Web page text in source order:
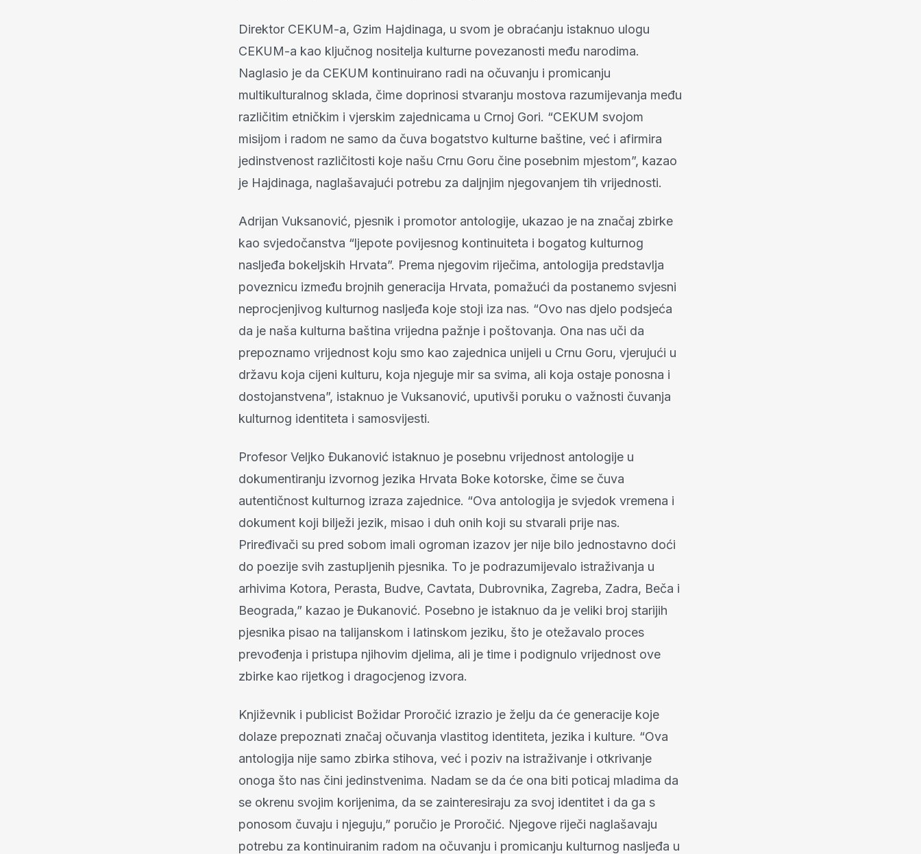
Direktor CEKUM-a, Gzim Hajdinaga, u svom je obraćanju istaknuo ulogu
CEKUM-a kao ključnog nositelja kulturne povezanosti među narodima.
Naglasio je da CEKUM kontinuirano radi na očuvanju i promicanju
multikulturalnog sklada, čime doprinosi stvaranju mostova razumijevanja među
različitim etničkim i vjerskim zajednicama u Crnoj Gori. “CEKUM svojom
misijom i radom ne samo da čuva bogatstvo kulturne baštine, već i afirmira
jedinstvenost različitosti koje našu Crnu Goru čine posebnim mjestom”, kazao
je Hajdinaga, naglašavajući potrebu za daljnjim njegovanjem tih vrijednosti.
Adrijan Vuksanović, pjesnik i promotor antologije, ukazao je na značaj zbirke
kao svjedočanstva “ljepote povijesnog kontinuiteta i bogatog kulturnog
nasljeđa bokeljskih Hrvata”. Prema njegovim riječima, antologija predstavlja
poveznicu između brojnih generacija Hrvata, pomažući da postanemo svjesni
neprocjenjivog kulturnog nasljeđa koje stoji iza nas. “Ovo nas djelo podsjeća
da je naša kulturna baština vrijedna pažnje i poštovanja. Ona nas uči da
prepoznamo vrijednost koju smo kao zajednica unijeli u Crnu Goru, vjerujući u
državu koja cijeni kulturu, koja njeguje mir sa svima, ali koja ostaje ponosna i
dostojanstvena”, istaknuo je Vuksanović, uputivši poruku o važnosti čuvanja
kulturnog identiteta i samosvijesti.
Profesor Veljko Đukanović istaknuo je posebnu vrijednost antologije u
dokumentiranju izvornog jezika Hrvata Boke kotorske, čime se čuva
autentičnost kulturnog izraza zajednice. “Ova antologija je svjedok vremena i
dokument koji bilježi jezik, misao i duh onih koji su stvarali prije nas.
Priređivači su pred sobom imali ogroman izazov jer nije bilo jednostavno doći
do poezije svih zastupljenih pjesnika. To je podrazumijevalo istraživanja u
arhivima Kotora, Perasta, Budve, Cavtata, Dubrovnika, Zagreba, Zadra, Beča i
Beograda,” kazao je Đukanović. Posebno je istaknuo da je veliki broj starijih
pjesnika pisao na talijanskom i latinskom jeziku, što je otežavalo proces
prevođenja i pristupa njihovim djelima, ali je time i podignulo vrijednost ove
zbirke kao rijetkog i dragocjenog izvora.
Književnik i publicist Božidar Proročić izrazio je želju da će generacije koje
dolaze prepoznati značaj očuvanja vlastitog identiteta, jezika i kulture. “Ova
antologija nije samo zbirka stihova, već i poziv na istraživanje i otkrivanje
onoga što nas čini jedinstvenima. Nadam se da će ona biti poticaj mladima da
se okrenu svojim korijenima, da se zainteresiraju za svoj identitet i da ga s
ponosom čuvaju i njeguju,” poručio je Proročić. Njegove riječi naglašavaju
potrebu za kontinuiranim radom na očuvanju i promicanju kulturnog nasljeđa u